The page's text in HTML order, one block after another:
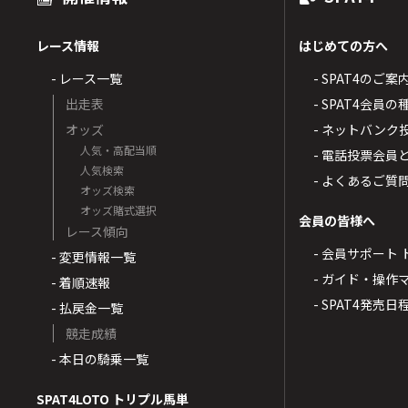
レース情報
- レース一覧
出走表
オッズ
人気・高配当順
人気検索
オッズ検索
オッズ賭式選択
レース傾向
- 変更情報一覧
- 着順速報
- 払戻金一覧
競走成績
- 本日の騎乗一覧
SPAT4LOTO トリプル馬単
はじめての方へ
- SPAT4のご案
- SPAT4会員の
- ネットバンク
- 電話投票会員
- よくあるご質
会員の皆様へ
- 会員サポート
- ガイド・操作
- SPAT4発売日